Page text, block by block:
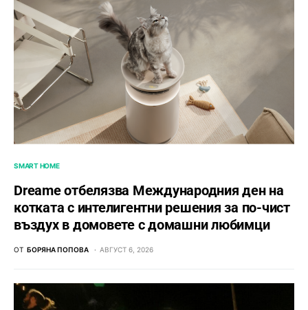
SMART HOME
Dreame отбелязва Международния ден на
котката с интелигентни решения за по-чист
въздух в домовете с домашни любимци
ОТ БОРЯНА ПОПОВА АВГУСТ 6, 2026